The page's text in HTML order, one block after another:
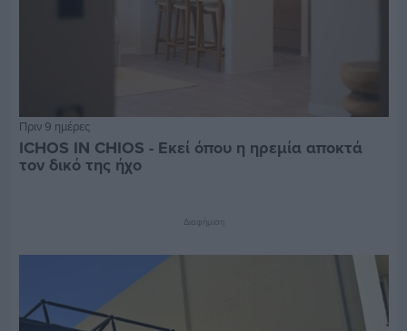
Πριν 9 ημέρες
ICHOS IN CHIOS - Εκεί όπου η ηρεμία αποκτά
τον δικό της ήχο
Διαφήμιση